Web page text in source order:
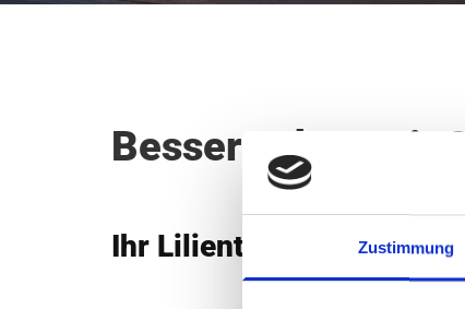
Zustimmung
Besser sehen mit
Ihr Lilienthaler Partner